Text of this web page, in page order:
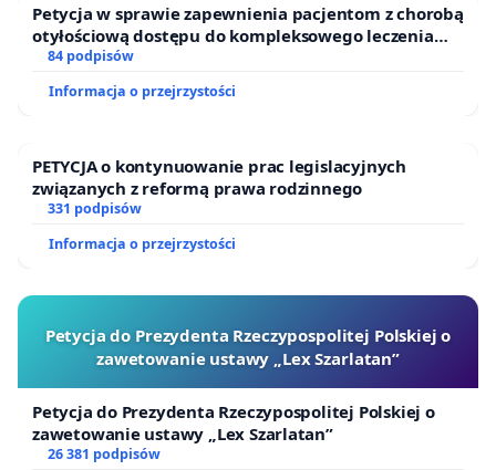
Petycja w sprawie zapewnienia pacjentom z chorobą
otyłościową dostępu do kompleksowego leczenia
oraz programów profilaktycznych.
84 podpisów
Informacja o przejrzystości
PETYCJA o kontynuowanie prac legislacyjnych
związanych z reformą prawa rodzinnego
331 podpisów
Informacja o przejrzystości
Petycja do Prezydenta Rzeczypospolitej Polskiej o
zawetowanie ustawy „Lex Szarlatan”
Petycja do Prezydenta Rzeczypospolitej Polskiej o
zawetowanie ustawy „Lex Szarlatan”
26 381 podpisów